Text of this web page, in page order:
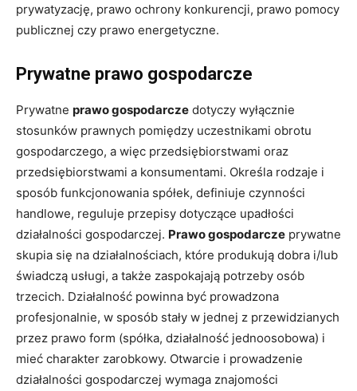
prywatyzację, prawo ochrony konkurencji, prawo pomocy
publicznej czy prawo energetyczne.
Prywatne prawo gospodarcze
Prywatne prawo gospodarcze dotyczy wyłącznie
stosunków prawnych pomiędzy uczestnikami obrotu
gospodarczego, a więc przedsiębiorstwami oraz
przedsiębiorstwami a konsumentami. Określa rodzaje i
sposób funkcjonowania spółek, definiuje czynności
handlowe, reguluje przepisy dotyczące upadłości
działalności gospodarczej. Prawo gospodarcze prywatne
skupia się na działalnościach, które produkują dobra i/lub
świadczą usługi, a także zaspokajają potrzeby osób
trzecich. Działalność powinna być prowadzona
profesjonalnie, w sposób stały w jednej z przewidzianych
przez prawo form (spółka, działalność jednoosobowa) i
mieć charakter zarobkowy. Otwarcie i prowadzenie
działalności gospodarczej wymaga znajomości